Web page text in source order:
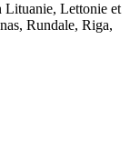
Lituanie, Lettonie et
Rundale, Riga,